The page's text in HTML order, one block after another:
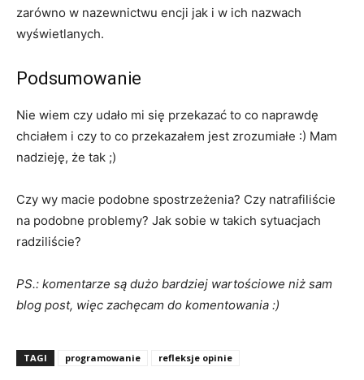
zarówno w nazewnictwu encji jak i w ich nazwach
wyświetlanych.
Podsumowanie
Nie wiem czy udało mi się przekazać to co naprawdę
chciałem i czy to co przekazałem jest zrozumiałe :) Mam
nadzieję, że tak ;)
Czy wy macie podobne spostrzeżenia? Czy natrafiliście
na podobne problemy? Jak sobie w takich sytuacjach
radziliście?
PS.: komentarze są dużo bardziej wartościowe niż sam
blog post, więc zachęcam do komentowania :)
TAGI programowanie refleksje opinie